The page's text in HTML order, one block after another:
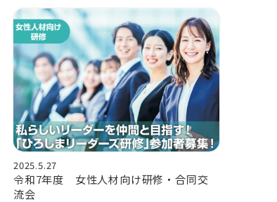
2025.5.27
令和7年度 女性人材向け研修・合同交
流会